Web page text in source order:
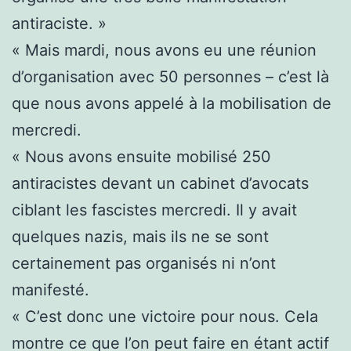
antiraciste. »
« Mais mardi, nous avons eu une réunion
d’organisation avec 50 personnes – c’est là
que nous avons appelé à la mobilisation de
mercredi.
« Nous avons ensuite mobilisé 250
antiracistes devant un cabinet d’avocats
ciblant les fascistes mercredi. Il y avait
quelques nazis, mais ils ne se sont
certainement pas organisés ni n’ont
manifesté.
« C’est donc une victoire pour nous. Cela
montre ce que l’on peut faire en étant actif